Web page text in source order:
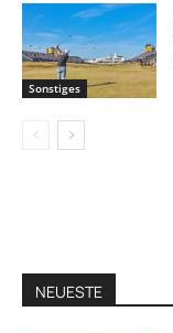
Sonstiges
NEUESTE